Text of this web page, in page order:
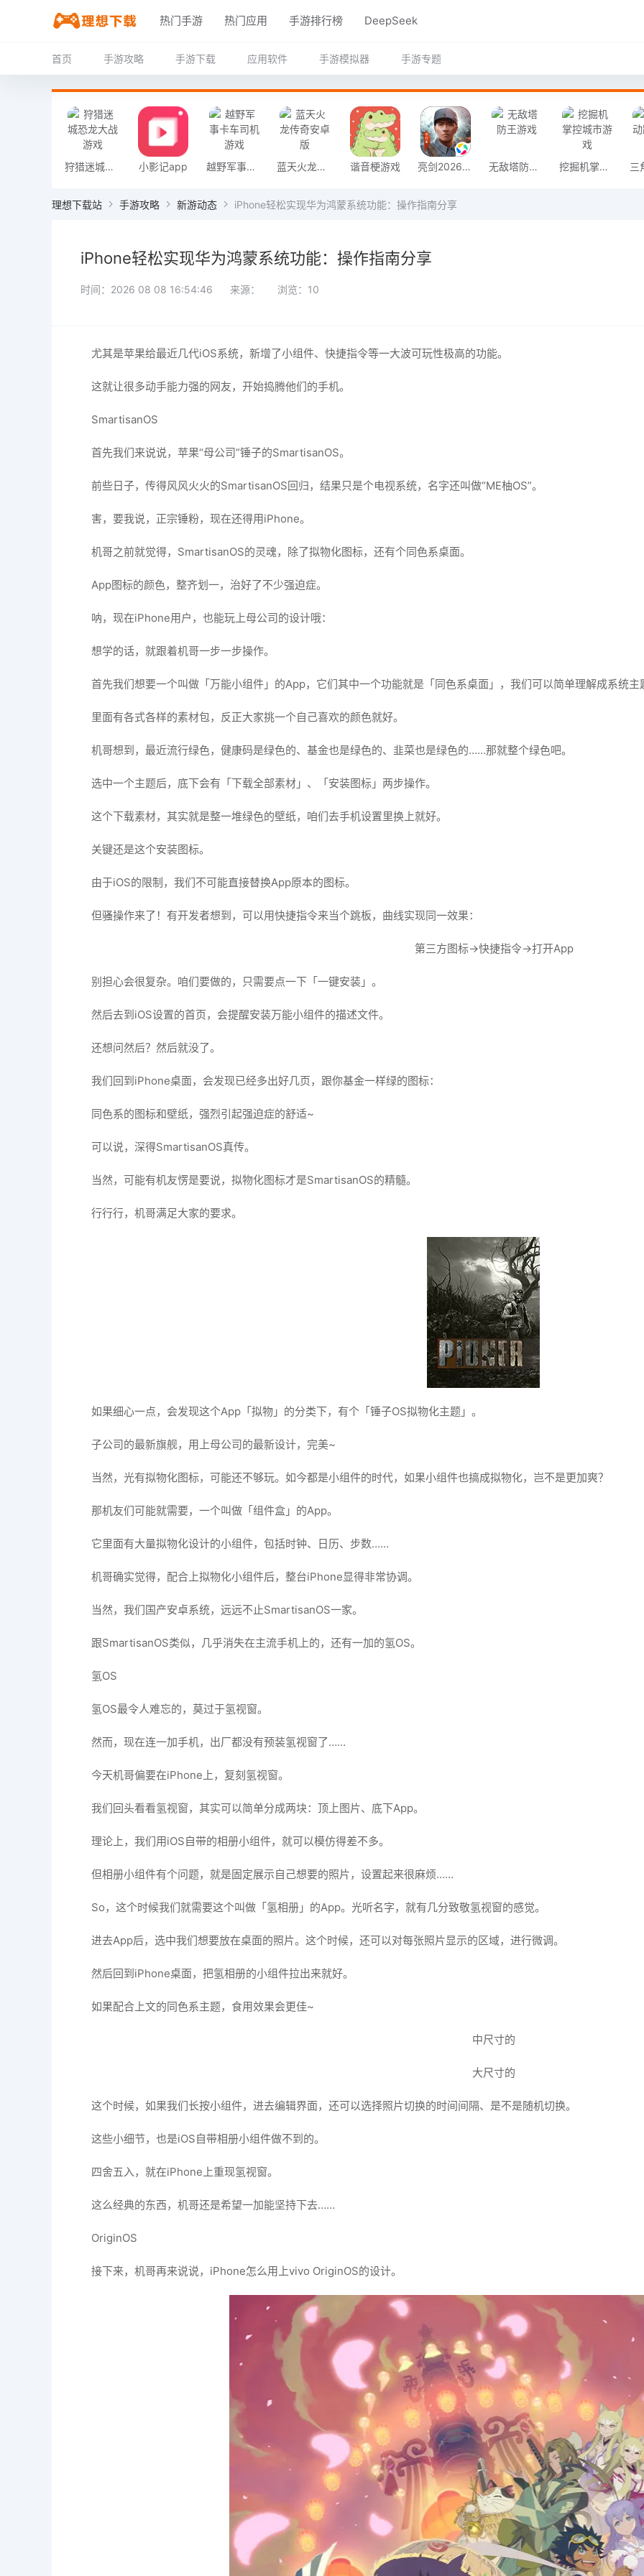
热门手游 热门应用 手游排行榜 DeepSeek
首页 手游攻略 手游下载 应用软件 手游模拟器 手游专题
狩猎迷城恐龙大战游戏 小影记app 越野军事卡车司机游戏 蓝天火龙传奇安卓版 谐音梗游戏 亮剑2026官方版 无敌塔防王游戏 挖掘机掌控城市游戏
理想下载站 手游攻略 新游动态 iPhone轻松实现华为鸿蒙系统功能：操作指南分享
iPhone轻松实现华为鸿蒙系统功能：操作指南分享
时间：2026 08 08 16:54:46 来源： 浏览：10
尤其是苹果给最近几代iOS系统，新增了小组件、快捷指令等一大波可玩性极高的功能。
这就让很多动手能力强的网友，开始捣腾他们的手机。
SmartisanOS
首先我们来说说，苹果“母公司”锤子的SmartisanOS。
前些日子，传得风风火火的SmartisanOS回归，结果只是个电视系统，名字还叫做“ME柚OS”。
害，要我说，正宗锤粉，现在还得用iPhone。
机哥之前就觉得，SmartisanOS的灵魂，除了拟物化图标，还有个同色系桌面。
App图标的颜色，整齐划一，治好了不少强迫症。
呐，现在iPhone用户，也能玩上母公司的设计哦：
想学的话，就跟着机哥一步一步操作。
首先我们想要一个叫做「万能小组件」的App，它们其中一个功能就是「同色系桌面」，我们可以简单理解成系统主
里面有各式各样的素材包，反正大家挑一个自己喜欢的颜色就好。
机哥想到，最近流行绿色，健康码是绿色的、基金也是绿色的、韭菜也是绿色的……那就整个绿色吧。
选中一个主题后，底下会有「下载全部素材」、「安装图标」两步操作。
这个下载素材，其实就是整一堆绿色的壁纸，咱们去手机设置里换上就好。
关键还是这个安装图标。
由于iOS的限制，我们不可能直接替换App原本的图标。
但骚操作来了！有开发者想到，可以用快捷指令来当个跳板，曲线实现同一效果：
第三方图标→快捷指令→打开App
别担心会很复杂。咱们要做的，只需要点一下「一键安装」。
然后去到iOS设置的首页，会提醒安装万能小组件的描述文件。
还想问然后？然后就没了。
我们回到iPhone桌面，会发现已经多出好几页，跟你基金一样绿的图标：
同色系的图标和壁纸，强烈引起强迫症的舒适~
可以说，深得SmartisanOS真传。
当然，可能有机友愣是要说，拟物化图标才是SmartisanOS的精髓。
行行行，机哥满足大家的要求。
如果细心一点，会发现这个App「拟物」的分类下，有个「锤子OS拟物化主题」。
子公司的最新旗舰，用上母公司的最新设计，完美~
当然，光有拟物化图标，可能还不够玩。如今都是小组件的时代，如果小组件也搞成拟物化，岂不是更加爽？
那机友们可能就需要，一个叫做「组件盒」的App。
它里面有大量拟物化设计的小组件，包括时钟、日历、步数……
机哥确实觉得，配合上拟物化小组件后，整台iPhone显得非常协调。
当然，我们国产安卓系统，远远不止SmartisanOS一家。
跟SmartisanOS类似，几乎消失在主流手机上的，还有一加的氢OS。
氢OS
氢OS最令人难忘的，莫过于氢视窗。
然而，现在连一加手机，出厂都没有预装氢视窗了……
今天机哥偏要在iPhone上，复刻氢视窗。
我们回头看看氢视窗，其实可以简单分成两块：顶上图片、底下App。
理论上，我们用iOS自带的相册小组件，就可以模仿得差不多。
但相册小组件有个问题，就是固定展示自己想要的照片，设置起来很麻烦……
So，这个时候我们就需要这个叫做「氢相册」的App。光听名字，就有几分致敬氢视窗的感觉。
进去App后，选中我们想要放在桌面的照片。这个时候，还可以对每张照片显示的区域，进行微调。
然后回到iPhone桌面，把氢相册的小组件拉出来就好。
如果配合上文的同色系主题，食用效果会更佳~
中尺寸的
大尺寸的
这个时候，如果我们长按小组件，进去编辑界面，还可以选择照片切换的时间间隔、是不是随机切换。
这些小细节，也是iOS自带相册小组件做不到的。
四舍五入，就在iPhone上重现氢视窗。
这么经典的东西，机哥还是希望一加能坚持下去……
OriginOS
接下来，机哥再来说说，iPhone怎么用上vivo OriginOS的设计。